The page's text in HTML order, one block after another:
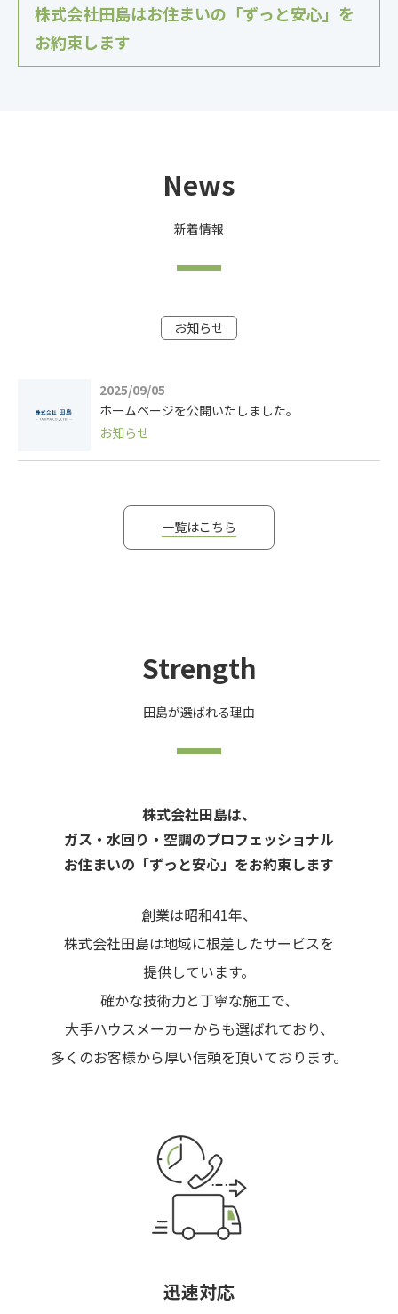
株式会社田島はお住まいの「ずっと安心」を
お約束します
News
新着情報
お知らせ
2025/09/05
ホームページを公開いたしました。
お知らせ
一覧はこちら
Strength
田島が選ばれる理由
株式会社田島は、
ガス・水回り・空調のプロフェッショナル
お住まいの「ずっと安心」をお約束します
創業は昭和41年、
株式会社田島は地域に根差したサービスを
提供しています。
確かな技術力と丁寧な施工で、
大手ハウスメーカーからも選ばれており、
多くのお客様から厚い信頼を頂いております。
迅速対応